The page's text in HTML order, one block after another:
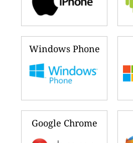
Windows Phone
Google Chrome